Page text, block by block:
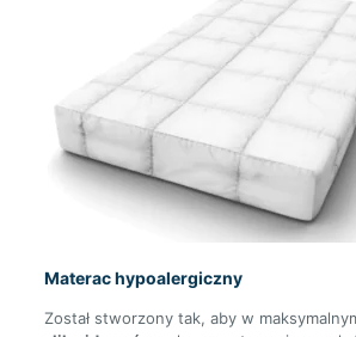
Materachypoalergiczny
Został stworzony tak, aby w